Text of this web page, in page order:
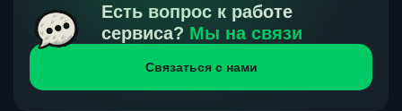
получения нами средств от тебя, а на другой части
направлений курс, указанный на сайте, является
окончательным. Если сомневаешься, напиши в онлайн-
чат на сайте, мы поможем разобраться.
Есть вопрос к работе
сервиса? Мы на связи
Связаться с нами